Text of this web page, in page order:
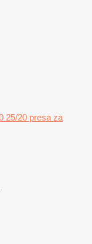
25/20 presa za